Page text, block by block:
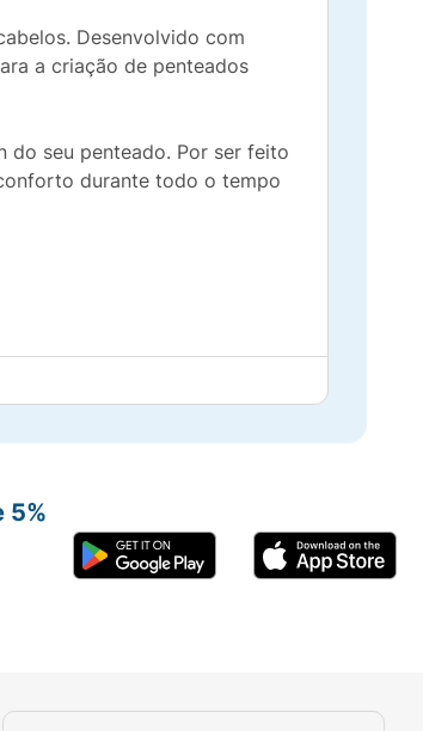
Desenvolvido com
a criação de penteados
do seu penteado. Por ser feito
durante todo o tempo
5%